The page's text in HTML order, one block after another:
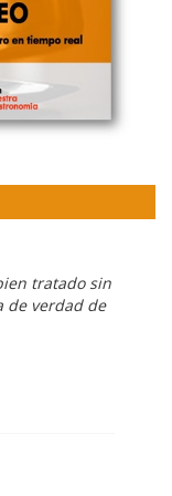
tratado sin
de verdad de